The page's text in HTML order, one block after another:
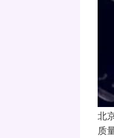
北
质